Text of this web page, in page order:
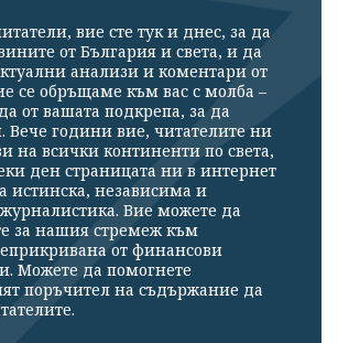
вие сте тук и днес, за да
от България и света, и да
анализи и коментари от
се обръщаме към вас с молба –
от вашата подкрепа, за да
години вие, читателите ни
на всички континенти по света,
ден страницата ни в интернет
истинска, независима и
Вие можете да
за нашия стремеж към
от финансови
Можете да помогнете
поръчител на съдържание да